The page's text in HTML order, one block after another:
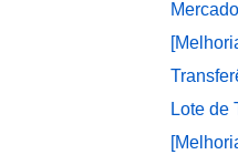
Lote de